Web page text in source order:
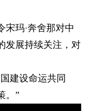
宋玛·奔舍那对中
发展持续关注，对
建设命运共同
。”